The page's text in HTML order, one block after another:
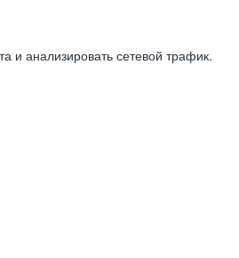
и анализировать сетевой трафик.